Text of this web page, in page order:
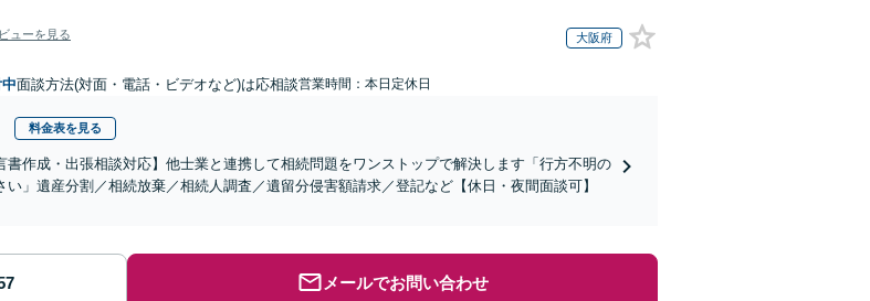
ューを見る 大阪府
面談方法(対面・電話・ビデオなど)は応相談営業時間：本日定休日
料金表を見る
書作成・出張相談対応】他士業と連携して相続問題をワンストップで解決します「行方不明の
」遺産分割／相続放棄／相続人調査／遺留分侵害額請求／登記など【休日・夜間面談可】
メールでお問い合わせ